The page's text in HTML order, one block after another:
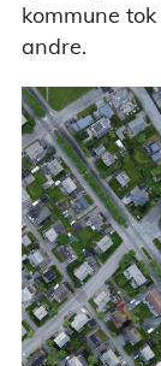
kommune
andre.